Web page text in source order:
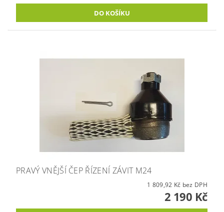
PRAVÝ VNĚJŠÍ ČEP ŘÍZENÍ ZÁVIT M24
1 809,92 Kč bez DPH
2 190 Kč